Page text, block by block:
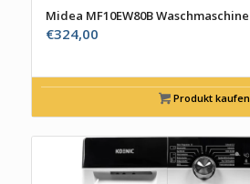
Midea MF10EW80B Waschmaschine
€324,00
Produkt kaufen